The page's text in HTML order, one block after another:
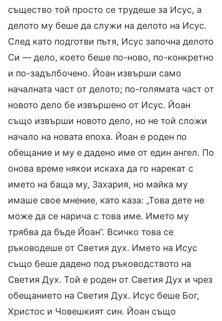
същество той просто се трудеше за Исус, а
делото му беше да служи на делото на Исус.
След като подготви пътя, Исус започна делото
Си — дело, което беше по-ново, по-конкретно
и по-задълбочено. Йоан извърши само
началната част от делото; по-голямата част от
новото дело бе извършено от Исус. Йоан
също извърши новото дело, но не той сложи
начало на новата епоха. Йоан е роден по
обещание и му е дадено име от един ангел. По
онова време някои искаха да го нарекат с
името на баща му, Захария, но майка му
имаше свое мнение, като каза: „Това дете не
може да се нарича с това име. Името му
трябва да бъде Йоан“. Всичко това се
ръководеше от Светия дух. Името на Исус
също беше дадено под ръководството на
Светия Дух. Той е роден от Светия Дух и чрез
обещанието на Светия Дух. Исус беше Бог,
Христос и Човешкият син. Йоан също